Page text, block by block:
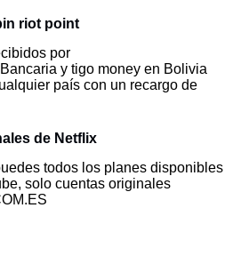
riot point
por
y tigo money en Bolivia
país con un recargo de
de Netflix
todos los planes disponibles
solo cuentas originales